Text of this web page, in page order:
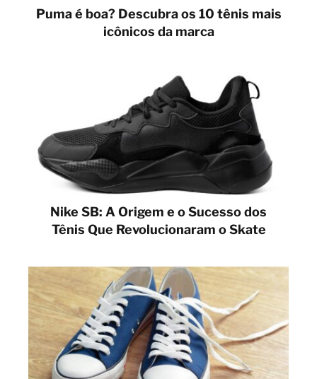
Puma é boa? Descubra os 10 tênis mais
icônicos da marca
Nike SB: A Origem e o Sucesso dos
Tênis Que Revolucionaram o Skate